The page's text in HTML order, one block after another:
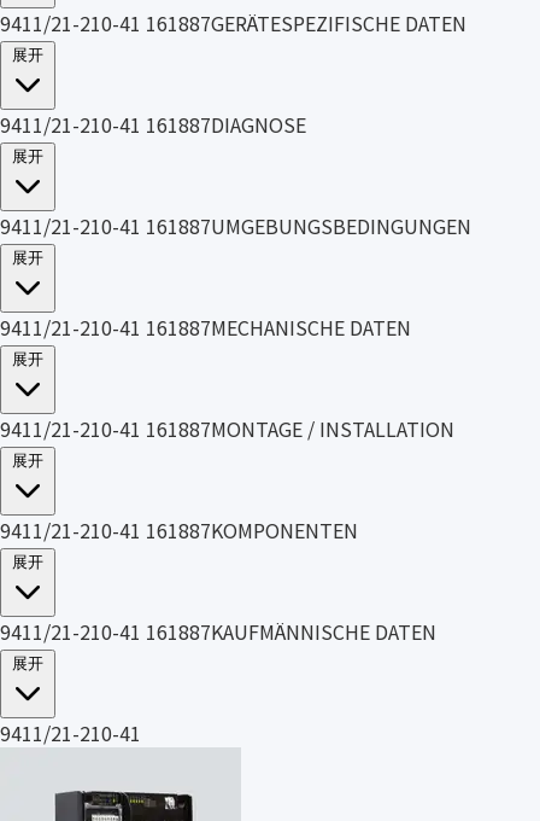
9411/21-210-41 161887GERÄTESPEZIFISCHE DATEN
9411/21-210-41 161887DIAGNOSE
9411/21-210-41 161887UMGEBUNGSBEDINGUNGEN
9411/21-210-41 161887MECHANISCHE DATEN
9411/21-210-41 161887MONTAGE / INSTALLATION
9411/21-210-41 161887KOMPONENTEN
9411/21-210-41 161887KAUFMÄNNISCHE DATEN
9411/21-210-41